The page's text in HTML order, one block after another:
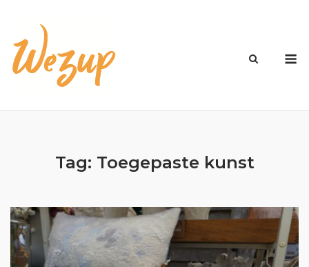
inhoud
Tag: Toegepaste kunst